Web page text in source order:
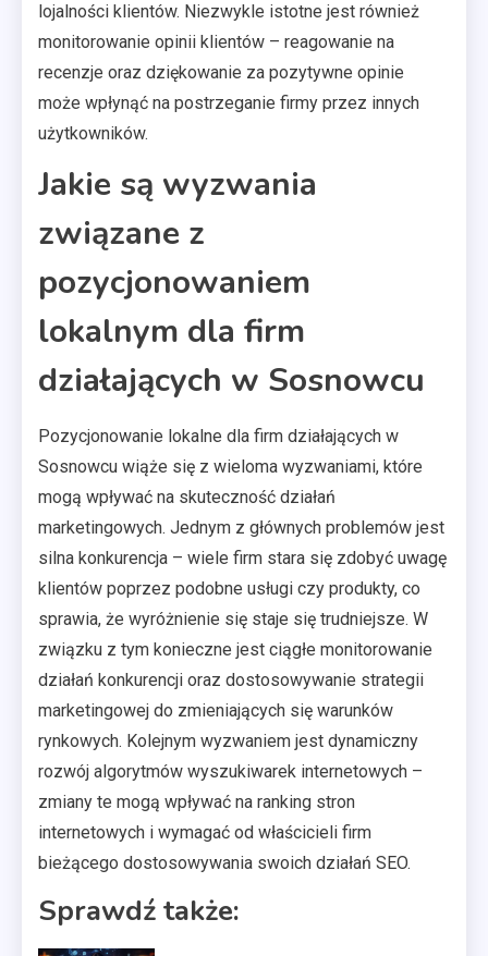
lojalności klientów. Niezwykle istotne jest również
monitorowanie opinii klientów – reagowanie na
recenzje oraz dziękowanie za pozytywne opinie
może wpłynąć na postrzeganie firmy przez innych
użytkowników.
Jakie są wyzwania
związane z
pozycjonowaniem
lokalnym dla firm
działających w Sosnowcu
Pozycjonowanie lokalne dla firm działających w
Sosnowcu wiąże się z wieloma wyzwaniami, które
mogą wpływać na skuteczność działań
marketingowych. Jednym z głównych problemów jest
silna konkurencja – wiele firm stara się zdobyć uwagę
klientów poprzez podobne usługi czy produkty, co
sprawia, że wyróżnienie się staje się trudniejsze. W
związku z tym konieczne jest ciągłe monitorowanie
działań konkurencji oraz dostosowywanie strategii
marketingowej do zmieniających się warunków
rynkowych. Kolejnym wyzwaniem jest dynamiczny
rozwój algorytmów wyszukiwarek internetowych –
zmiany te mogą wpływać na ranking stron
internetowych i wymagać od właścicieli firm
bieżącego dostosowywania swoich działań SEO.
Sprawdź także: